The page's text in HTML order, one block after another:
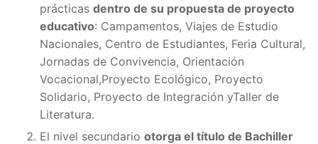
prácticas dentro de su propuesta de proyecto
educativo: Campamentos, Viajes de Estudio
Nacionales, Centro de Estudiantes, Feria Cultural,
Jornadas de Convivencia, Orientación
Vocacional,Proyecto Ecológico, Proyecto
Solidario, Proyecto de Integración yTaller de
Literatura.
El nivel secundario otorga el título de Bachiller